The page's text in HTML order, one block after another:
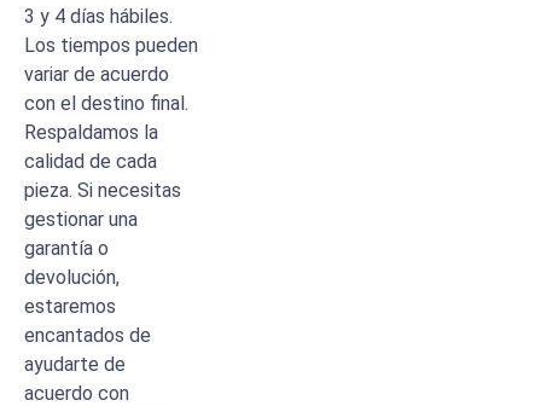
3 y 4 días hábiles.
Los tiempos pueden
variar de acuerdo
con el destino final.
Respaldamos la
calidad de cada
pieza. Si necesitas
gestionar una
garantía o
devolución,
estaremos
encantados de
ayudarte de
acuerdo con